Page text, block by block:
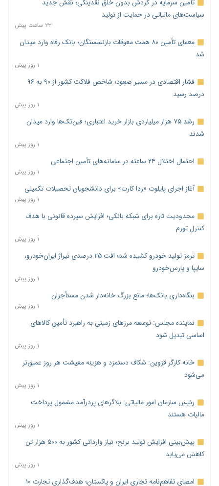
تأمین سرمایه در گردش بدون خلق نقدینگی؛ نقش جدید
سیاست‌های مالیاتی در حمایت از تولید
۲۳ ساعت پیش
معمای تأمین ۸۰ همت معوقات بازنشستگان؛ بانک رفاه وارد میدان
شد
۱ روز پیش
فشار اقتصادی در مسیر صعود؛ شاخص فلاکت کشور از ۹۰ به ۹۶
درصد رسید
۱ روز پیش
رشد ۷۵ هزار میلیاردی بازار خرید اعتباری؛ فین‌تک‌ها وارد میدان
شدند
۱ روز پیش
احتمال اختلال ۲۴ ساعته در سامانه‌های تأمین اجتماعی
۱ روز پیش
آغاز اجرای پایلوت «ردا کارت» برای دانشجویان تحصیلات تکمیلی
۱ روز پیش
محدودیت تازه برای شبکه بانکی؛ افزایش سپرده قانونی با هدف
کنترل تورم
۱ روز پیش
ترمز تولید خودرو کشیده شد؛ افت ۲۵ درصدی تیراژ ایران‌خودرو،
سایپا و پارس‌خودرو
۱ روز پیش
بنگاه‌داری بانک‌ها؛ مانع بزرگ خانه‌دار شدن مستأجران
۱ روز پیش
نماینده مجلس: توسعه مرزهای زمینی به راهبرد تأمین کالاهای
اساسی تبدیل شود
۱ روز پیش
خانه کارگر قزوین: شکاف دستمزد و هزینه معیشت هر روز عمیق‌تر
می‌شود
۱ روز پیش
رئیس سازمان امور مالیاتی: بلاگرهای پردرآمد مشمول پرداخت
مالیات هستند
۱ روز پیش
پیش‌بینی افزایش تولید برنج؛ نیاز وارداتی کشور به ۵۰۰ هزار تن
کاهش می‌یابد
۱ روز پیش
امضای تفاهم‌نامه تجاری ایران و پاکستان؛ هدف‌گذاری تجارت ۱۰